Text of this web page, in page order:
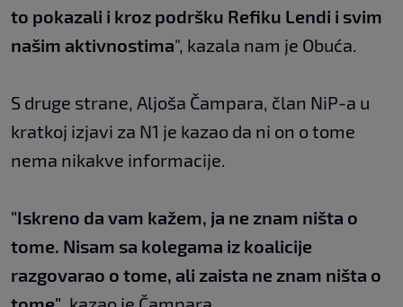
to pokazali i kroz podršku Refiku Lendi i svim
našim aktivnostima", kazala nam je Obuća.
S druge strane, Aljoša Čampara, član NiP-a u
kratkoj izjavi za N1 je kazao da ni on o tome
nema nikakve informacije.
"Iskreno da vam kažem, ja ne znam ništa o
tome. Nisam sa kolegama iz koalicije
razgovarao o tome, ali zaista ne znam ništa o